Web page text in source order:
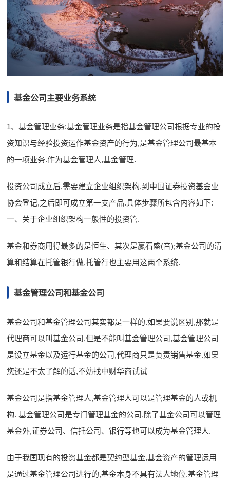
基金公司主要业务系统
1、基金管理业务:基金管理业务是指基金管理公司根据专业的投
资知识与经验投资运作基金资产的行为,是基金管理公司最基本
的一项业务.作为基金管理人,基金管理.
投资公司成立后,需要建立企业组织架构,到中国证券投资基金业
协会登记,之后即可成立第一支产品.具体步骤所包含内容如下:
一、关于企业组织架构一般性的投资管.
基金和券商用得最多的是恒生、其次是赢石盛(音);基金公司的清
算和结算在托管银行做,托管行也主要用这两个系统.
基金管理公司和基金公司
基金公司和基金管理公司其实都是一样的.如果要说区别,那就是
代理商可以叫基金公司,但是不能叫基金管理公司,基金管理公司
是设立基金以及运行基金的公司,代理商只是负责销售基金.如果
您还是不太了解的话,不妨找中财华商试试
基金公司是指基金管理人,基金管理人可以是管理基金的人或机
构. 基金管理公司是专门管理基金的公司,除了基金公司可以管理
基金外,证券公司、信托公司、银行等也可以成为基金管理人.
由于我国现有的投资基金都是契约型基金,基金资产的管理运用
是通过基金管理公司进行的,基金本身不具有法人地位.基金管理